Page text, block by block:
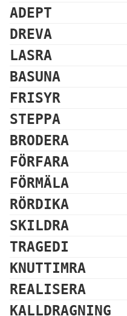
ADEPT
DREVA
LASRA
BASUNA
FRISYR
STEPPA
BRODERA
FÖRFARA
FÖRMÄLA
RÖRDIKA
SKILDRA
TRAGEDI
KNUTTIMRA
REALISERA
KALLDRAGNING